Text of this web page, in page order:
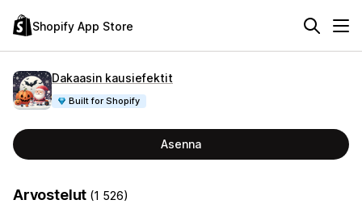
Shopify App Store
Dakaasin kausiefektit
Built for Shopify
Asenna
Arvostelut (1 526)